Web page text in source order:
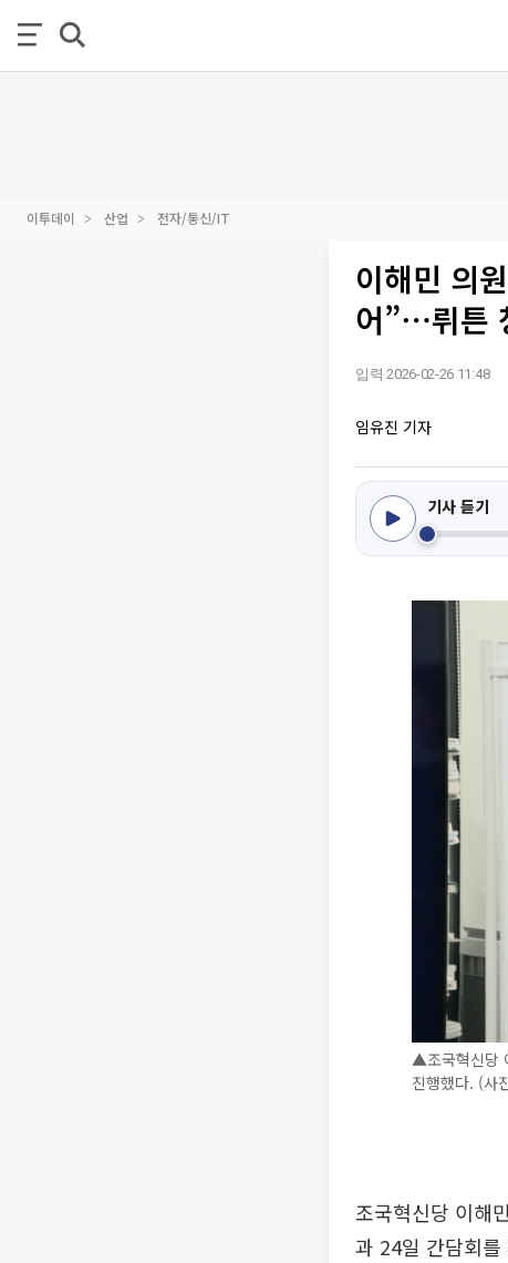
이투데이 산업 전자/통신/IT
이해민 의
어”⋯뤼튼
입력 2026-02-26 11:48
임유진 기자
기사 듣기
▲조국혁신당
진행했다. (사
조국혁신당 이해
과 24일 간담회